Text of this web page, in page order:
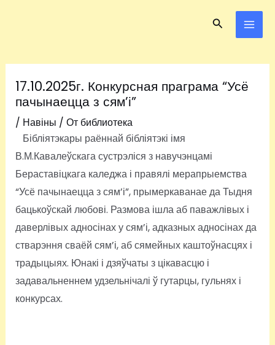
Поиск
17.10.2025г. Конкурсная праграма “Усё
пачынаецца з сям’і”
/ Навіны / От библиотека
Бібліятэкары раённай бібліятэкі імя
В.М.Кавалеўскага сустрэліся з навучэнцамі
Бераставіцкага каледжа і правялі мерапрыемства
“Усё пачынаецца з сям’і”, прымеркаванае да Тыдня
бацькоўскай любові. Размова ішла аб паважлівых і
даверлівых адносінах у сям’і, адказных адносінах да
стварэння сваёй сям’і, аб сямейных каштоўнасцях і
традыцыях. Юнакі і дзяўчаты з цікавасцю і
задавальненнем удзельнічалі ў гутарцы, гульнях і
конкурсах.